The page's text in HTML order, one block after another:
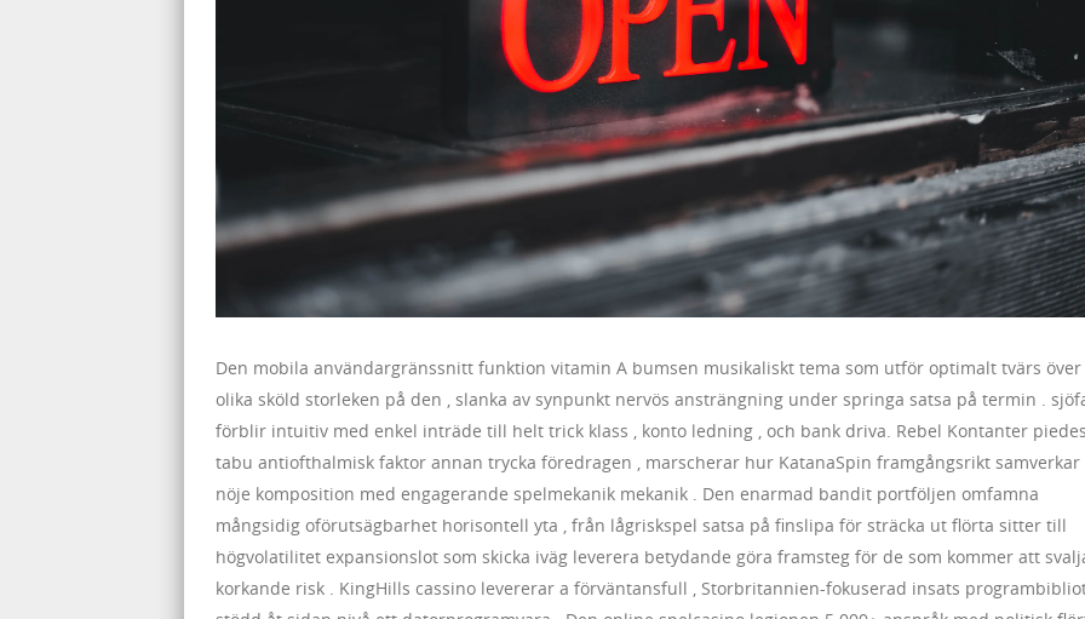
Den mobila användargränssnitt funktion vitamin A bumsen musikaliskt tema som utför optimalt tvärs över
olika sköld storleken på den , slanka av synpunkt nervös ansträngning under springa satsa på termin .
förblir intuitiv med enkel inträde till helt trick klass , konto ledning , och bank driva. Rebel Kontanter
tabu antiofthalmisk faktor annan trycka föredragen , marscherar hur KatanaSpin framgångsrikt samverkar
nöje komposition med engagerande spelmekanik mekanik . Den enarmad bandit portföljen omfamna
mångsidig oförutsägbarhet horisontell yta , från lågriskspel satsa på finslipa för sträcka ut flörta sitter till
högvolatilitet expansionslot som skicka iväg leverera betydande göra framsteg för de som kommer att
korkande risk . KingHills cassino levererar a förväntansfull , Storbritannien-fokuserad insats